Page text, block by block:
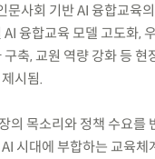
문사회 기반 AI 융합교육
융합교육 모델 고도화,
축, 교원 역량 강화 등 현
시됨.
의 목소리와 정책 수요를
시대에 부합하는 교육체